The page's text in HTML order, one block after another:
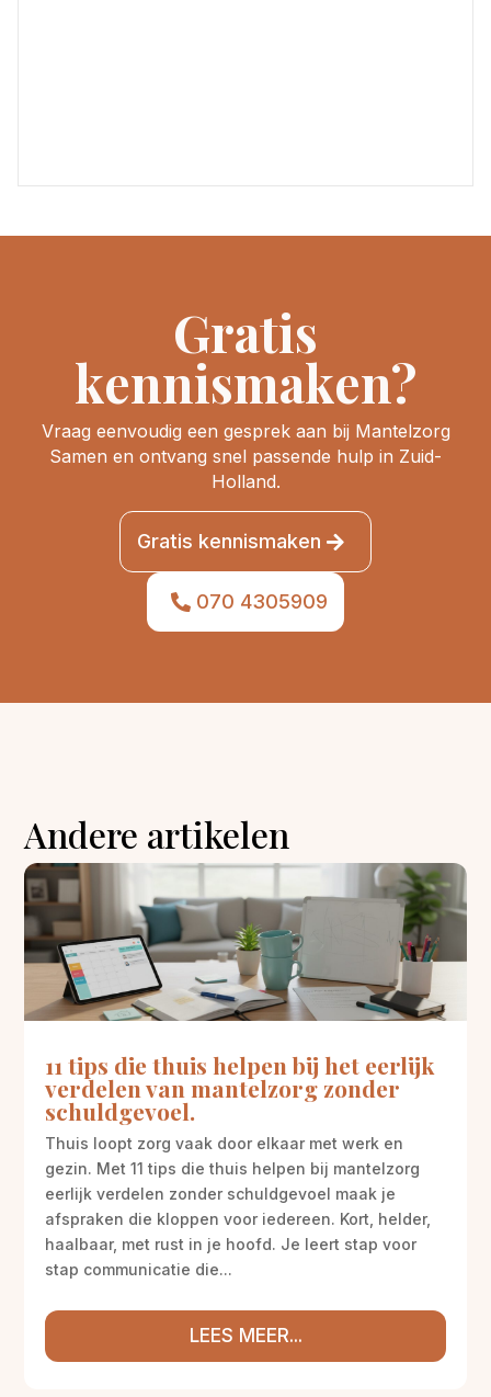
Gratis
kennismaken?
Vraag eenvoudig een gesprek aan bij Mantelzorg
Samen en ontvang snel passende hulp in Zuid-
Holland.
Gratis kennismaken
070 4305909
Andere artikelen
11 tips die thuis helpen bij het eerlijk
verdelen van mantelzorg zonder
schuldgevoel.
Thuis loopt zorg vaak door elkaar met werk en
gezin. Met 11 tips die thuis helpen bij mantelzorg
eerlijk verdelen zonder schuldgevoel maak je
afspraken die kloppen voor iedereen. Kort, helder,
haalbaar, met rust in je hoofd. Je leert stap voor
stap communicatie die...
LEES MEER...